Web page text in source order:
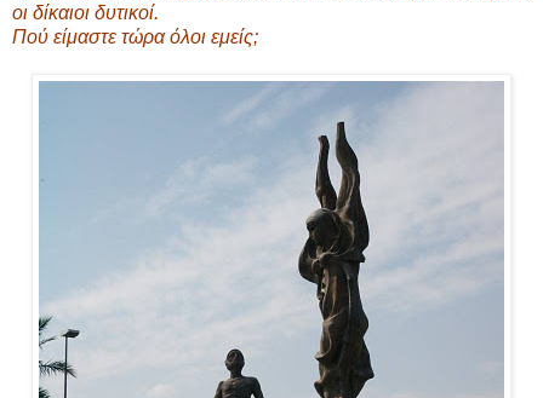
οι δίκαιοι δυτικοί.
Πού είμαστε τώρα όλοι εμείς;